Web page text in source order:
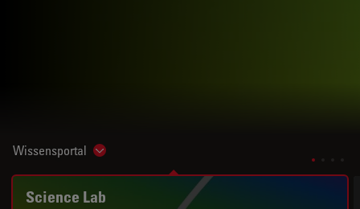
Wissensportal Show subnavigation
Science Lab